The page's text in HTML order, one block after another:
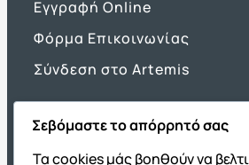
Εγγραφή Online
Φόρμα Επικοινωνίας
Σύνδεση στο Artemis
Όμιλος
Σεβόμαστε το απόρρητό σας
Τα cookies μάς βοηθούν να